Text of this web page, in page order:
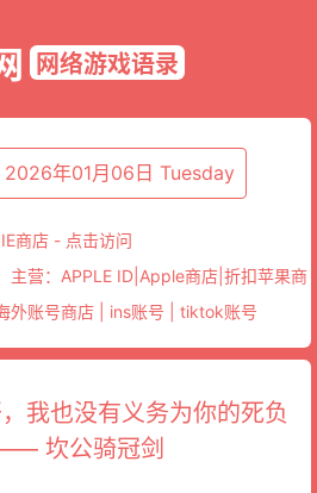
网络游戏语录
2026年01月06日 Tuesday
商店 - 点击访问
主营：APPLE ID|Apple商店|折扣苹果商
外账号商店 | ins账号 | tiktok账号
我也没有义务为你的死负
坎公骑冠剑